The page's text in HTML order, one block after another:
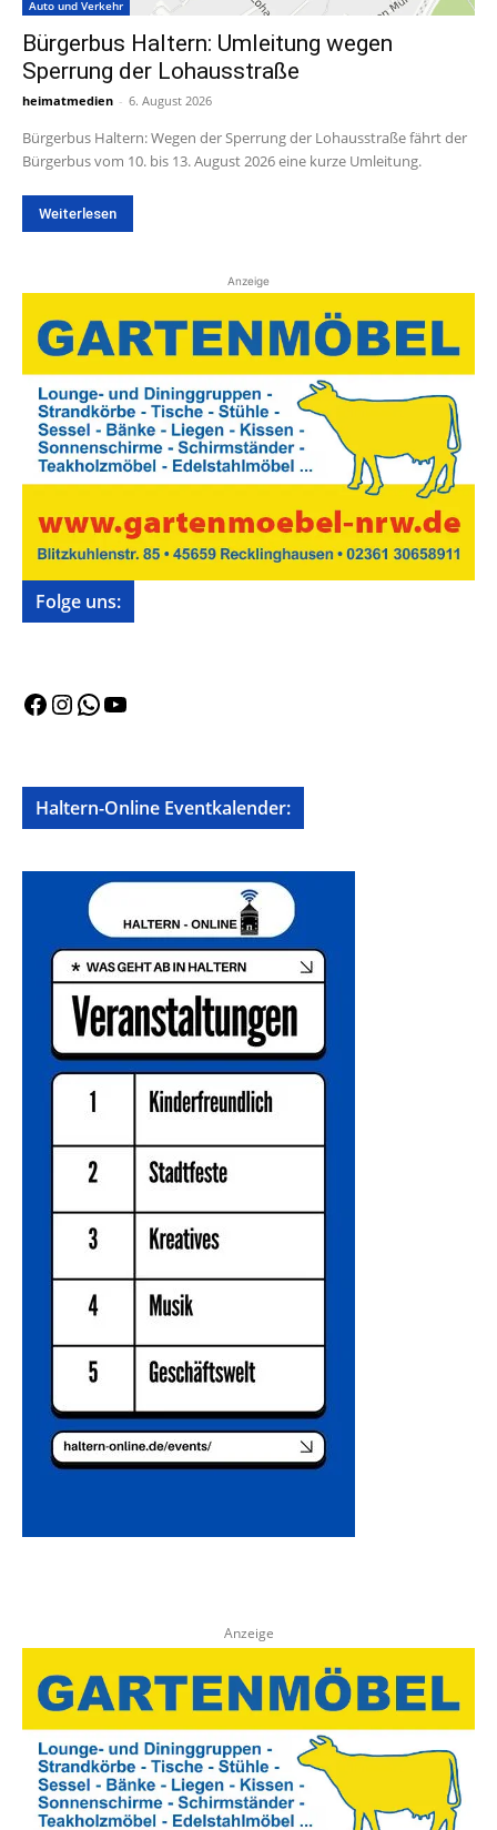
Auto und Verkehr
Bürgerbus Haltern: Umleitung wegen
Sperrung der Lohausstraße
heimatmedien - 6. August 2026
Bürgerbus Haltern: Wegen der Sperrung der Lohausstraße fährt der
Bürgerbus vom 10. bis 13. August 2026 eine kurze Umleitung.
Weiterlesen
Anzeige
Folge uns:
Facebook
Instagram
WhatsApp
YouTube
Haltern-Online Eventkalender: